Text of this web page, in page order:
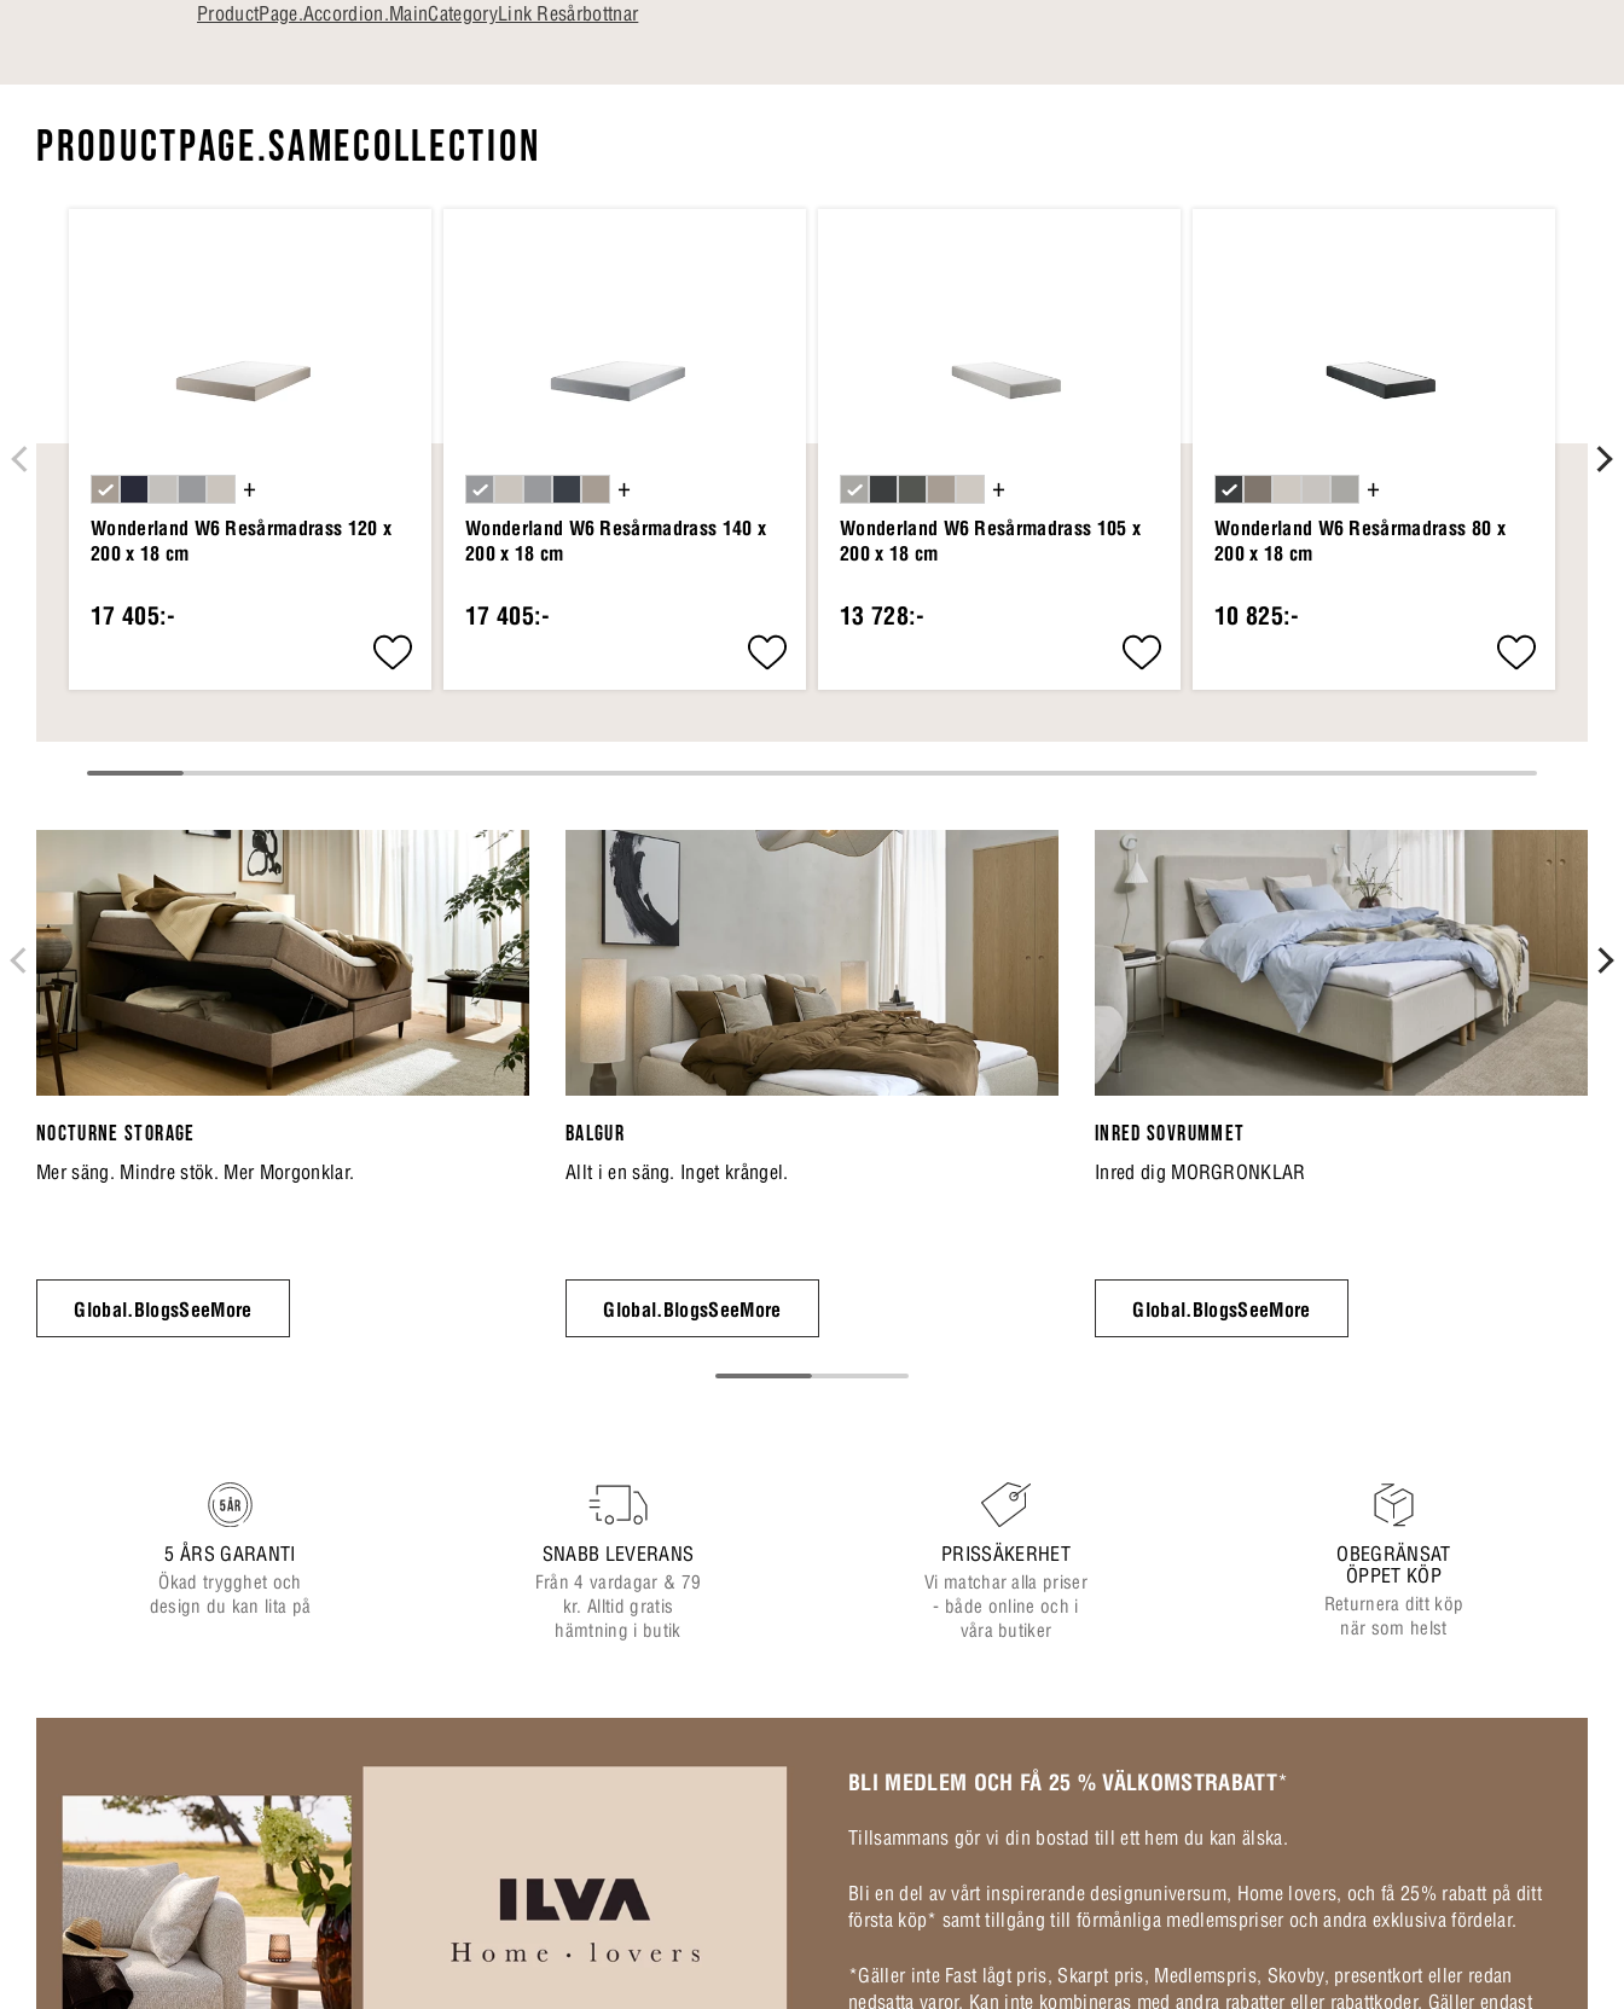
ProductPage.Accordion.MainCategoryLink Resårbottnar
PRODUCTPAGE.SAMECOLLECTION
Wonderland W6 Resårmadrass 120 x
200 x 18 cm
17 405:-
+
Wonderland W6 Resårmadrass 140 x
200 x 18 cm
17 405:-
+
Wonderland W6 Resårmadrass 105 x
200 x 18 cm
13 728:-
+
Wonderland W6 Resårmadrass 80 x
200 x 18 cm
10 825:-
+
NOCTURNE STORAGE
Mer säng. Mindre stök. Mer Morgonklar.
Global.BlogsSeeMore
BALGUR
Allt i en säng. Inget krångel.
Global.BlogsSeeMore
INRED SOVRUMMET
Inred dig MORGRONKLAR
Global.BlogsSeeMore
5 ÅRS GARANTI
Ökad trygghet och
design du kan lita på
SNABB LEVERANS
Från 4 vardagar & 79
kr. Alltid gratis
hämtning i butik
PRISSÄKERHET
Vi matchar alla priser
- både online och i
våra butiker
OBEGRÄNSAT
ÖPPET KÖP
Returnera ditt köp
när som helst
BLI MEDLEM OCH FÅ 25 % VÄLKOMSTRABATT*
Tillsammans gör vi din bostad till ett hem du kan älska.
Bli en del av vårt inspirerande designuniversum, Home lovers, och få 25% rabatt på ditt
första köp* samt tillgång till förmånliga medlemspriser och andra exklusiva fördelar.
*Gäller inte Fast lågt pris, Skarpt pris, Medlemspris, Skovby, presentkort eller redan
nedsatta varor. Kan inte kombineras med andra rabatter eller rabattkoder. Gäller endast